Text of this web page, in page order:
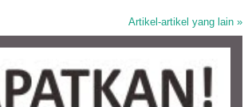
Artikel-artikel yang lain »